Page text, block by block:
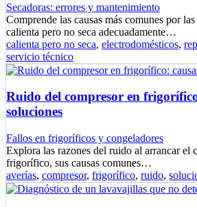
Secadoras: errores y mantenimiento
Comprende las causas más comunes por
calienta pero no seca adecuadamente…
calienta pero no seca, electrodomésticos,
servicio técnico
Ruido del compresor en
soluciones
Fallos en frigoríficos y congeladores
Explora las razones del ruido al arrancar el
frigorífico, sus causas comunes…
averías, compresor, frigorífico, ruido,